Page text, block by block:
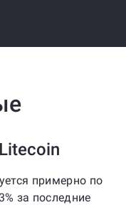
примерно по
за последние